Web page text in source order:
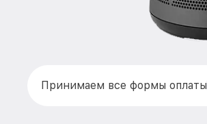
Принимаем все формы оплаты